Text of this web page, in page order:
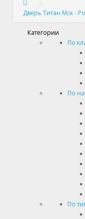
Дверь Титан Мск -
Категории
По
По
По